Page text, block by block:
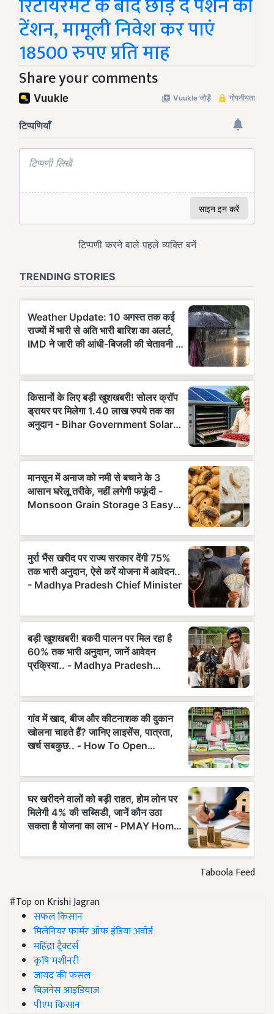
टेंशन, मामूली निवेश कर पाएं
18500 रुपए प्रति माह
Share your comments
Taboola Feed
#Top on Krishi Jagran
सफल किसान
मिलेनियर फार्मर ऑफ इंडिया अवॉर्ड
महिंद्रा ट्रैक्टर्स
कृषि मशीनरी
जायद की फसल
बिज़नेस आइडियाज
पीएम किसान